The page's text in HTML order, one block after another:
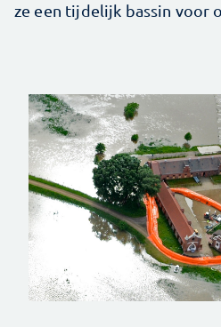
ze een tijdelijk bassin voor